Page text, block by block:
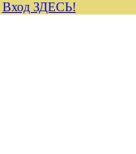
Вход ЗДЕСЬ!